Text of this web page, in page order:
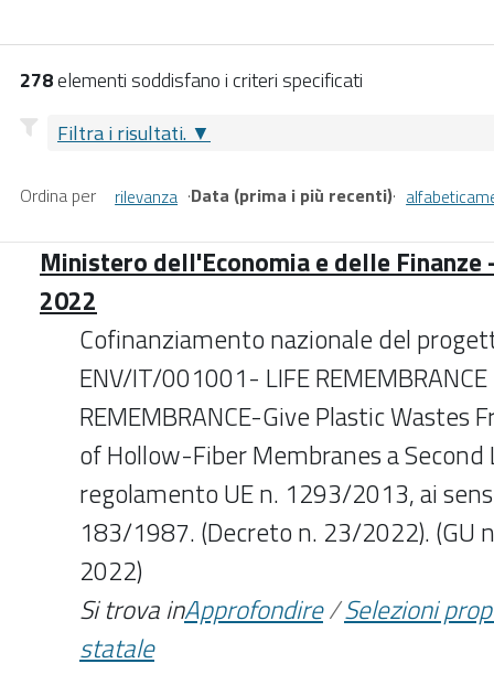
278elementi soddisfano i criteri specificati
Filtra i risultati.
Ordina per rilevanza ·Data (prima i più recenti)·
Ministero dell'Economia e delle
2022
Cofinanziamento nazionale del
ENV/IT/001001- LIFE
REMEMBRANCE-Give Plastic Wastes
of Hollow-Fiber Membranes a Second
regolamento UE n. 1293/2013, ai
183/1987. (Decreto n. 23/2022).
2022)
Si trova inApprofondire/Selezioni
statale